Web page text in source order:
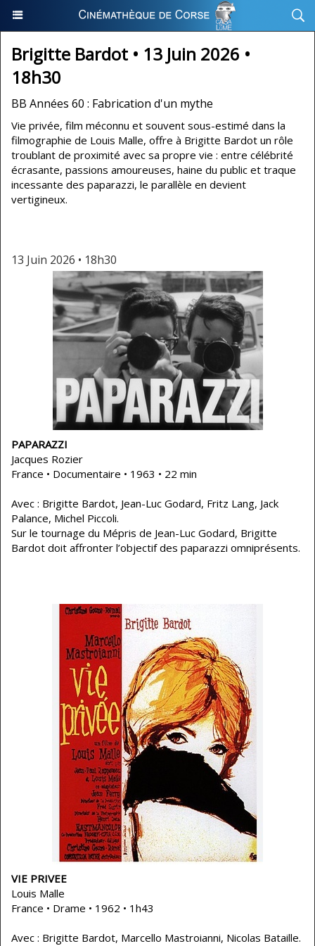
Brigitte Bardot • 13 Juin 2026 •
18h30
BB Années 60 : Fabrication d'un mythe
Vie privée, film méconnu et souvent sous-estimé dans la
filmographie de Louis Malle, offre à Brigitte Bardot un rôle
troublant de proximité avec sa propre vie : entre célébrité
écrasante, passions amoureuses, haine du public et traque
incessante des paparazzi, le parallèle en devient
vertigineux.
13 Juin 2026 • 18h30
PAPARAZZI
Jacques Rozier
France • Documentaire • 1963 • 22 min
Avec : Brigitte Bardot, Jean-Luc Godard, Fritz Lang, Jack
Palance, Michel Piccoli.
Sur le tournage du Mépris de Jean-Luc Godard, Brigitte
Bardot doit affronter l’objectif des paparazzi omniprésents.
VIE PRIVEE
Louis Malle
France • Drame • 1962 • 1h43
Avec : Brigitte Bardot, Marcello Mastroianni, Nicolas Bataille.